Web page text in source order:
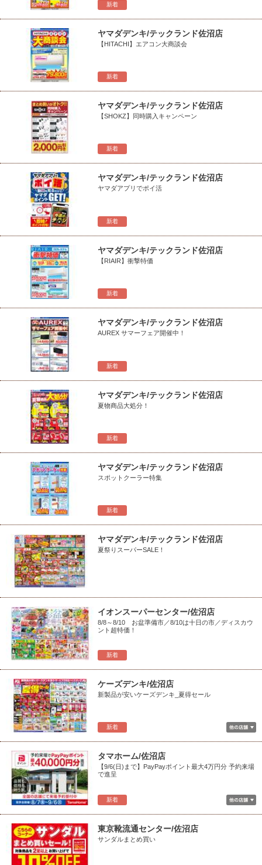
新着
新着
ヤマダデンキ/テックランド佐沼店
【HITACHI】エアコン大商談会
新着
ヤマダデンキ/テックランド佐沼店
【SHOKZ】同時購入キャンペーン
新着
ヤマダデンキ/テックランド佐沼店
ヤマダアプリでポイ活
新着
ヤマダデンキ/テックランド佐沼店
【RIAIR】衝撃特価
新着
ヤマダデンキ/テックランド佐沼店
AUREX サマーフェア開催中！
新着
ヤマダデンキ/テックランド佐沼店
夏物商品大処分！
新着
ヤマダデンキ/テックランド佐沼店
スポットクーラー特集
ヤマダデンキ/テックランド佐沼店
夏祭りスーパーSALE！
新着
イオンスーパーセンター/佐沼店
8/8～8/10 お盆準備市／8/10は十日の市／ディスカウ
ント超特価！
新着
ケーズデンキ/佐沼店
新製品が安いケーズデンキ_夏得セール
新着
タマホーム/佐沼店
【9/6(日)まで】PayPayポイント最大4万円分 予約来場
で進呈
東京靴流通センター/佐沼店
サンダルまとめ買い